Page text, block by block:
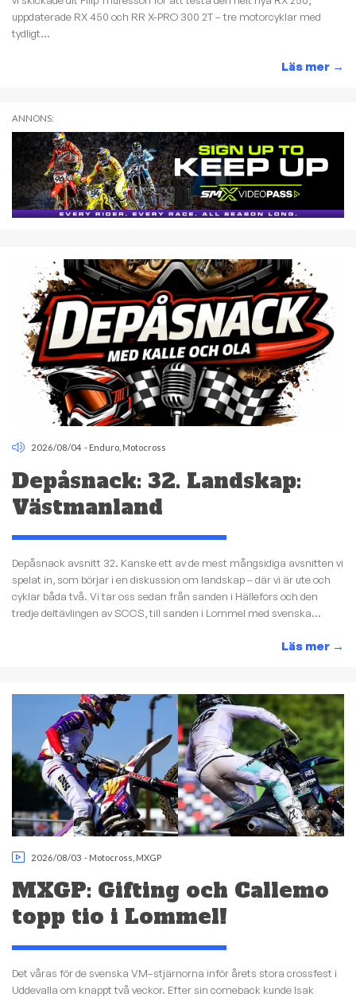
uppdaterade RX 450 och RR X-PRO 300 2T – tre motorcyklar med
tydligt...
Läs mer →
ANNONS:
2026/08/04 - Enduro Motocross
Depåsnack: 32. Landskap:
Västmanland
Depåsnack avsnitt 32. Kanske ett av de mest mångsidiga avsnitten vi
spelat in, som börjar i en diskussion om landskap – där vi är ute och
cyklar båda två. Vi tar oss sedan från sanden i Hällefors och den
tredje deltävlingen av SCCS, till sanden i Lommel med svenska...
Läs mer →
2026/08/03 - Motocross MXGP
MXGP: Gifting och Callemo
topp tio i Lommel!
Det våras för de svenska VM–stjärnorna inför årets stora crossfest i
Uddevalla om knappt två veckor. Efter sin comeback kunde Isak